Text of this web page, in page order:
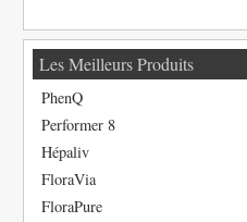
Les Meilleurs Produits
PhenQ
Performer 8
Hépaliv
FloraVia
FloraPure